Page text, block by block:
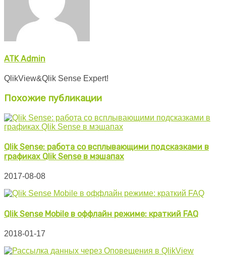
ATK Admin
QlikView&Qlik Sense Expert!
Похожие публикации
Qlik Sense: работа со всплывающими подсказками в
графиках Qlik Sense в мэшапах
2017-08-08
Qlik Sense Mobile в оффлайн режиме: краткий FAQ
2018-01-17